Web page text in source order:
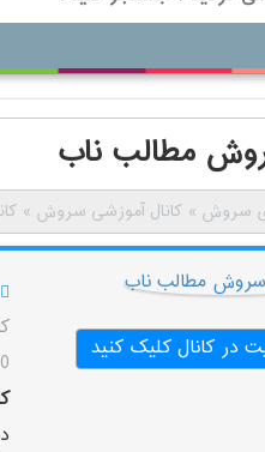
مطالب ناب
سروش » کانال آموزشی سروش »
در کانال کلیک کنید